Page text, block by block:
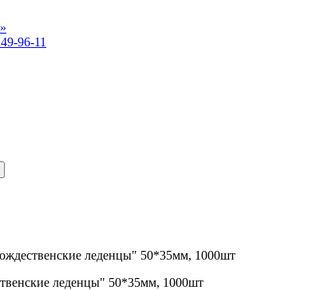
96-11
леденцы" 50*35мм, 1000шт
леденцы" 50*35мм, 1000шт